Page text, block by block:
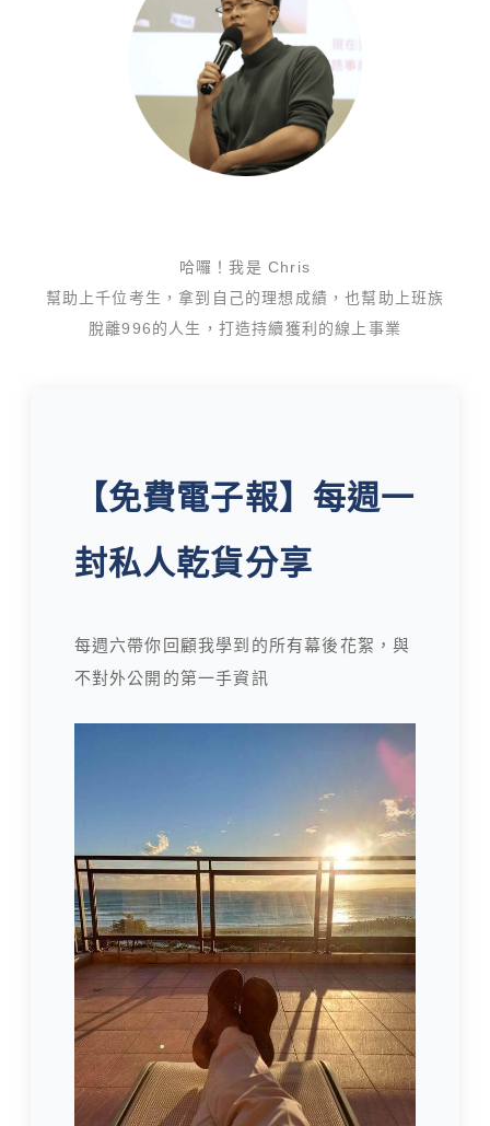
哈囉！我是 Chris
幫助上千位考生，拿到自己的理想成績，也幫助上班族
脫離996的人生，打造持續獲利的線上事業
【免費電子報】每週一
封私人乾貨分享
每週六帶你回顧我學到的所有幕後花絮，與
不對外公開的第一手資訊